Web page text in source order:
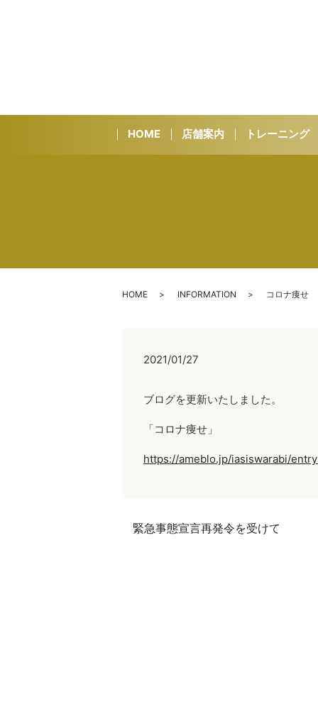
HOME 店舗案内 トレーニング
HOME INFORMATION コロナ痩せ
2021/01/27
ブログを更新いたしました。
「コロナ痩せ」
https://ameblo.jp/iasiswarabi/
緊急事態宣言再発令を受けて